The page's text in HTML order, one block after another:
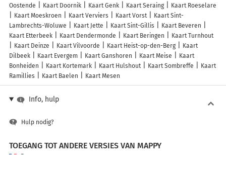
Oostende
Kaart Doornik Kaart Genk Kaart Seraing
Kaart Roeselare
Kaart Moeskroen
Kaart Verviers Kaart Vorst
Kaart Sint-
Lambrechts-Woluwe
Kaart Jette Kaart Sint-Gillis
Kaart Beveren
Kaart Etterbeek
Kaart Dendermonde Kaart Beringen
Kaart Turnhout
Kaart Deinze
Kaart Vilvoorde Kaart Heist-op-den-Berg
Kaart
Dilbeek
Kaart Evergem Kaart Ganshoren Kaart Meise
Kaart
Bonheiden
Kaart Kortemark Kaart Hulshout Kaart Sombreffe
Kaart
Ramillies
Kaart Baelen Kaart Mesen
Info, hulp
Hulp nodig?
TOEGANG TOT ANDERE VERSIES VAN MAPPY
France